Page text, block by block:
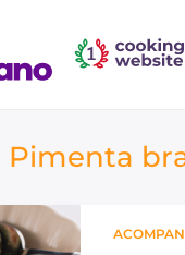
Pimenta